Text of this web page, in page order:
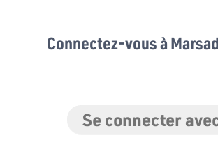
Connectez-vous à
Se connecter